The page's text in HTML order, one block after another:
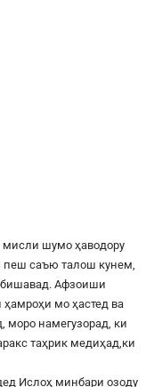
шумо ҳаводору
пеш саъю талош кунем,
бишавад. Афзоиши
мо ҳастед ва
моро намегузорад, ки
таҳрик медиҳад,ки
Ислоҳ минбари озоду